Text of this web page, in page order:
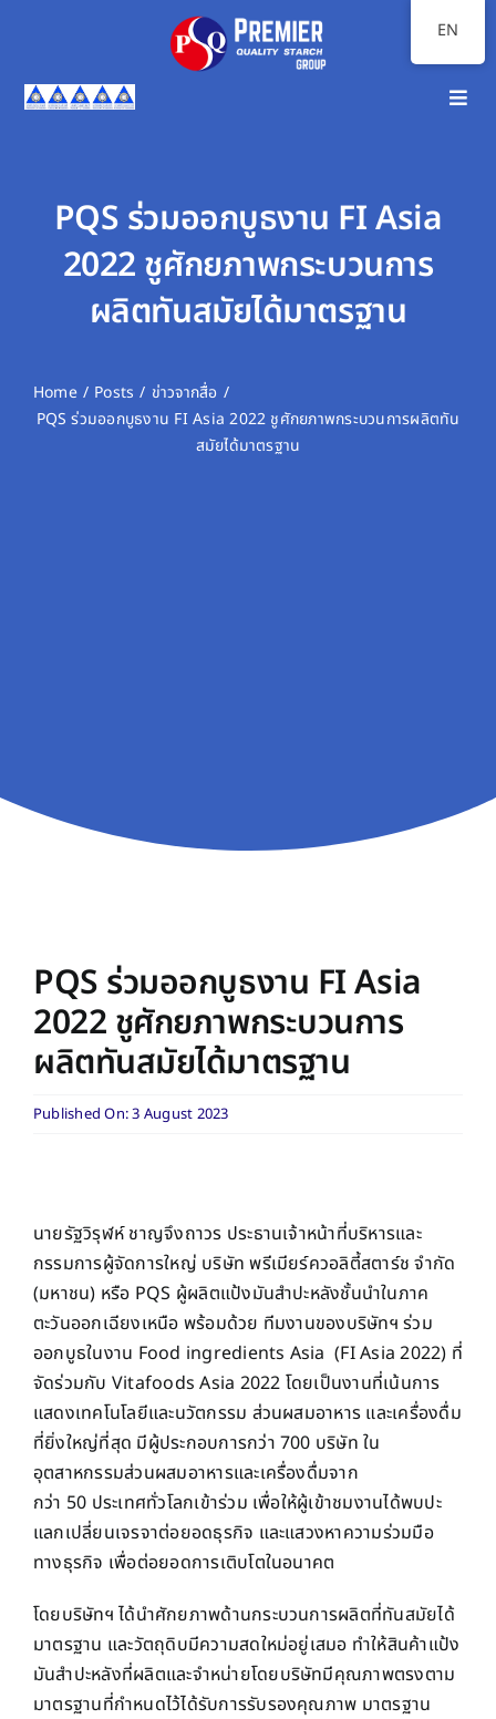
About Us
Our Businesses
Investor Relations
Communication
PQS ร่วมออกบูธงาน FI Asia
2022 ชูศักยภาพกระบวนการ
ผลิตทันสมัยได้มาตรฐาน
Home Posts
ข่าวจากสื่อ
PQS ร่วมออกบูธงาน FI Asia 2022 ชูศักยภาพกระบวนการผลิตทัน
สมัยได้มาตรฐาน
PQS ร่วมออกบูธงาน FI Asia
2022 ชูศักยภาพกระบวนการ
ผลิตทันสมัยได้มาตรฐาน
Published On: 3 August 2023
นายรัฐวิรุฬห์ ชาญจึงถาวร ประธานเจ้าหน้าที่บริหารและ
กรรมการผู้จัดการใหญ่ บริษัท พรีเมียร์ควอลิตี้สตาร์ช จํากัด
(มหาชน) หรือ PQS ผู้ผลิตแป้งมันสำปะหลังชั้นนำในภาค
ตะวันออกเฉียงเหนือ พร้อมด้วย ทีมงานของบริษัทฯ ร่วม
ออกบูธในงาน Food ingredients Asia (FI Asia 2022) ที่
จัดร่วมกับ Vitafoods Asia 2022 โดยเป็นงานที่เน้นการ
แสดงเทคโนโลยีและนวัตกรรม ส่วนผสมอาหาร และเครื่องดื่ม
ที่ยิ่งใหญ่ที่สุด มีผู้ประกอบการกว่า 700 บริษัท ใน
อุตสาหกรรมส่วนผสมอาหารและเครื่องดื่มจาก
กว่า 50 ประเทศทั่วโลกเข้าร่วม เพื่อให้ผู้เข้าชมงานได้พบปะ
แลกเปลี่ยนเจรจาต่อยอดธุรกิจ และแสวงหาความร่วมมือ
ทางธุรกิจ เพื่อต่อยอดการเติบโตในอนาคต
โดยบริษัทฯ ได้นำศักยภาพด้านกระบวนการผลิตที่ทันสมัยได้
มาตรฐาน และวัตถุดิบมีความสดใหม่อยู่เสมอ ทำให้สินค้าแป้ง
มันสำปะหลังที่ผลิตและจำหน่ายโดยบริษัทมีคุณภาพตรงตาม
มาตรฐานที่กำหนดไว้ได้รับการรับรองคุณภาพ มาตรฐาน
EN